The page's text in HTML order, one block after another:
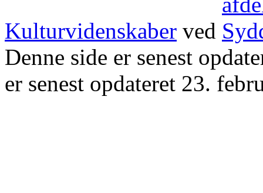
Kulturvidenskaber ved
Denne side er senest
er senest opdateret 23.